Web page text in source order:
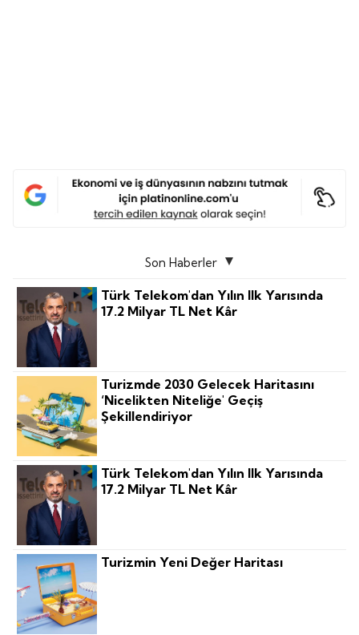
Son Haberler
Türk Telekom'dan Yılın Ilk Yarısında
17.2 Milyar TL Net Kâr
Turizmde 2030 Gelecek Haritasını
‘nicelikten Niteliğe' Geçiş
Şekillendiriyor
Türk Telekom'dan Yılın Ilk Yarısında
17.2 Milyar TL Net Kâr
Turizmin Yeni Değer Haritası